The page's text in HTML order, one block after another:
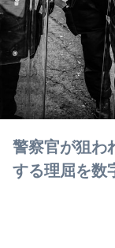
警察官が狙わ
する理屈を数